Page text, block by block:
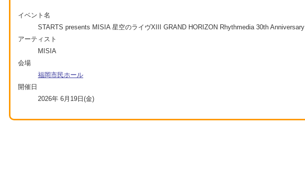
イベント名
STARTS presents MISIA 星空のライヴXIII GRAND HORIZON Rhythmedia 30th Anniversary
アーティスト
MISIA
会場
福岡市民ホール
開催日
2026年 6月19日(金)